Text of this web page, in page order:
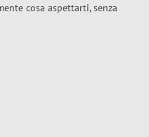
cosa aspettarti, senza